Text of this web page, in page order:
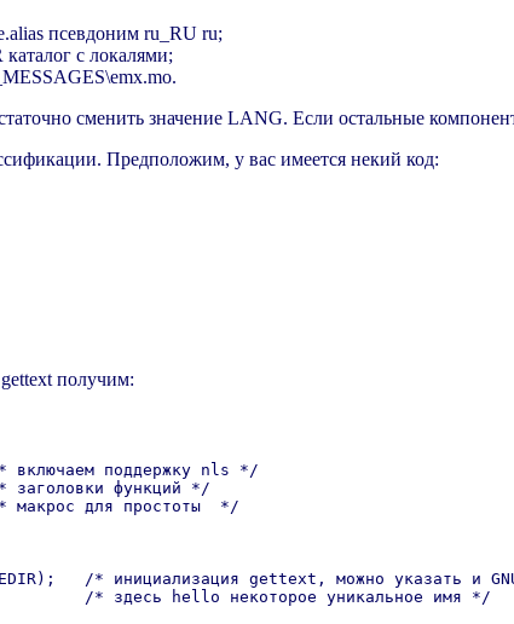
псевдоним ru_RU ru;
с локалями;
сменить значение LANG. Если остальные
Предположим, у вас имеется некий код:
получим:
поддержку nls */
функций */
для простоты  */
/* инициализация gettext, можно указать и
/* здесь hello некоторое уникальное имя */